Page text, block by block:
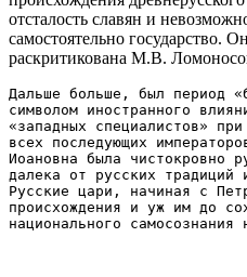
отсталость славян и
самостоятельно государство.
раскритикована М.В.
Дальше больше, был период
символом иностранного
«западных специалистов»
всех последующих
Иоановна была чистокровно
далека от русских традиций
Русские цари, начиная с
происхождения и уж им до
национального